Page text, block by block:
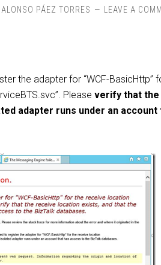
PÁEZ TORRES LEAVE A
the adapter for “WCF-BasicHttp”
Please verify that
adapter runs under an account